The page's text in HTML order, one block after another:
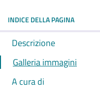
INDICE DELLA PAGINA
Descrizione
Galleria immagini
A cura di